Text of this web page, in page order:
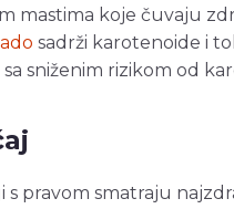
mastima koje čuvaju
sadrži karotenoide i
sniženim rizikom od
s pravom smatraju